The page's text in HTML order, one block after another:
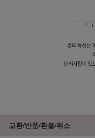
교환/반품/환불/취소